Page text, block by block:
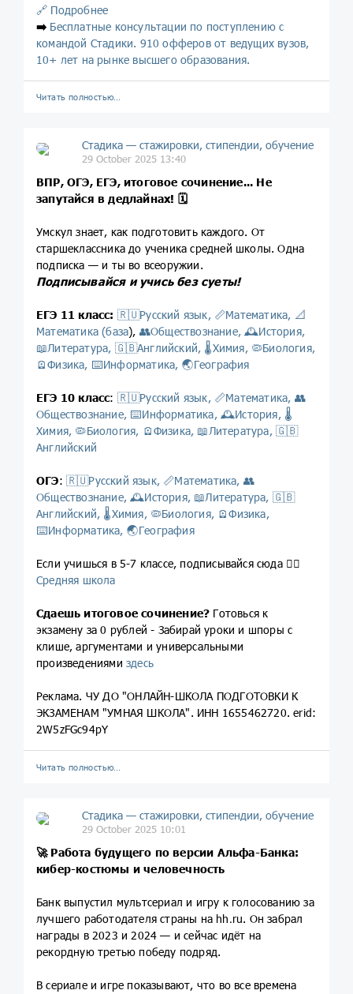
🔗 Подробнее
➡️ Бесплатные консультации по поступлению с
командой Стадики. 910 офферов от ведущих вузов,
10+ лет на рынке высшего образования.
Читать полностью…
Стадика — стажировки, стипендии, обучение
29 October 2025 13:40
ВПР, ОГЭ, ЕГЭ, итоговое сочинение... Не
запутайся в дедлайнах! 🗓
Умскул знает, как подготовить каждого. От
старшеклассника до ученика средней школы. Одна
подписка — и ты во всеоружии.
Подписывайся и учись без суеты!
ЕГЭ 11 класс: 🇷🇺Русский язык, 📏Математика, 📐
Математика (база), 👥Обществознание, 🕰История,
📖Литература, 🇬🇧Английский, 🌡Химия, 🦠Биология,
🪫Физика, ⌨️Информатика, 🌏География
ЕГЭ 10 класс: 🇷🇺Русский язык, 📏Математика, 👥
Обществознание, ⌨️Информатика, 🕰История, 🌡
Химия, 🦠Биология, 🪫Физика, 📖Литература, 🇬🇧
Английский
ОГЭ:🇷🇺Русский язык, 📏Математика, 👥
Обществознание, 🕰История, 📖Литература, 🇬🇧
Английский, 🌡Химия, 🦠Биология, 🪫Физика,
⌨️Информатика, 🌏География
Если учишься в 5-7 классе, подписывайся сюда 👉🏻
Средняя школа
Сдаешь итоговое сочинение? Готовься к
экзамену за 0 рублей - Забирай уроки и шпоры с
клише, аргументами и универсальными
произведениями здесь
Реклама. ЧУ ДО "ОНЛАЙН-ШКОЛА ПОДГОТОВКИ К
ЭКЗАМЕНАМ "УМНАЯ ШКОЛА". ИНН 1655462720. erid:
2W5zFGc94pY
Читать полностью…
Стадика — стажировки, стипендии, обучение
29 October 2025 10:01
🚀 Работа будущего по версии Альфа-Банка:
кибер-костюмы и человечность
Банк выпустил мультсериал и игру к голосованию за
лучшего работодателя страны на hh․ru. Он забрал
награды в 2023 и 2024 — и сейчас идёт на
рекордную третью победу подряд.
В сериале и игре показывают, что во все времена